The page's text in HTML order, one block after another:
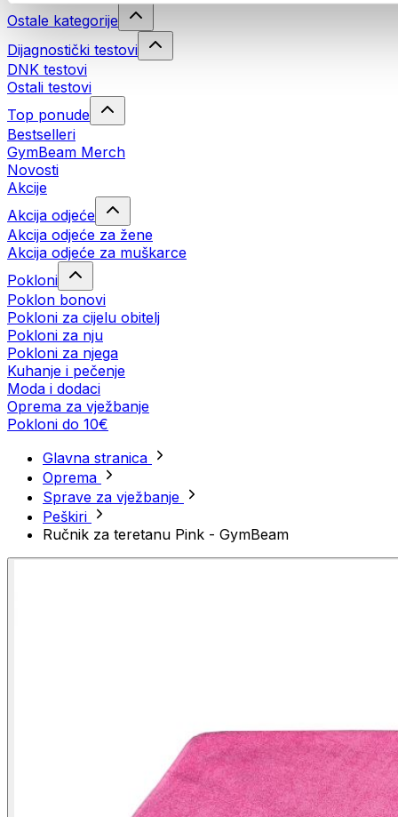
Ostale kategorije
Dijagnostički testovi
DNK testovi
Ostali testovi
Top ponude
Bestselleri
GymBeam Merch
Novosti
Akcije
Akcija odjeće
Akcija odjeće za žene
Akcija odjeće za muškarce
Pokloni
Poklon bonovi
Pokloni za cijelu obitelj
Pokloni za nju
Pokloni za njega
Kuhanje i pečenje
Moda i dodaci
Oprema za vježbanje
Pokloni do 10€
Glavna stranica
Oprema
Sprave za vježbanje
Peškiri
Ručnik za teretanu Pink - GymBeam